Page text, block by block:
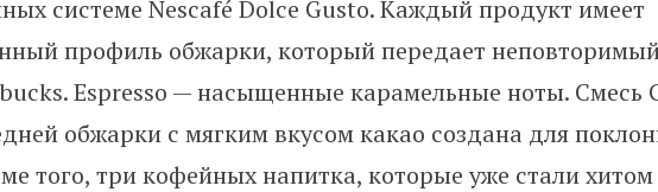
системе Nescafé Dolce Gusto. Каждый продукт имеет
профиль обжарки, который передает
Espresso —насыщенные карамельные ноты. Смесь
обжарки с мягким вкусом какао создана для
того, три кофейных напитка, которые уже стали